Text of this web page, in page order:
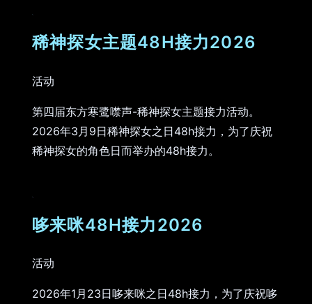
稀神探女主题48H接力2026
活动
第四届东方寒鹭噤声-稀神探女主题接力活动。
2026年3月9日稀神探女之日48h接力，为了庆祝
稀神探女的角色日而举办的48h接力。
哆来咪48H接力2026
活动
2026年1月23日哆来咪之日48h接力，为了庆祝哆